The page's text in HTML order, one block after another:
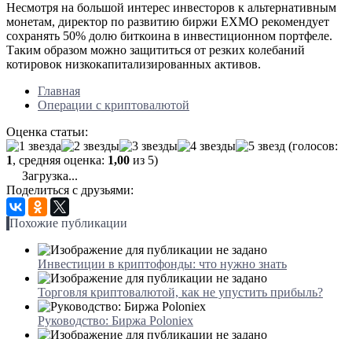
Несмотря на большой интерес инвесторов к альтернативным
монетам, директор по развитию биржи EXMO рекомендует
сохранять 50% долю биткоина в инвестиционном портфеле.
Таким образом можно защититься от резких колебаний
котировок низкокапитализированных активов.
Главная
Операции с криптовалютой
Оценка статьи:
(голосов:
1, средняя оценка: 1,00 из 5)
Загрузка...
Поделиться с друзьями:
Похожие публикации
Инвестиции в криптофонды: что нужно знать
Торговля криптовалютой, как не упустить прибыль?
Руководство: Биржа Poloniex